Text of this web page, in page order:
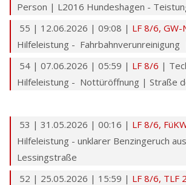
Person | L2016 Hundeshagen -
55 | 12.06.2026 | 09:08 | LF 8/6, GW-
Hilfeleistung -
54 | 07.06.2026 | 05:59 | LF 8/6 |
Hilfeleistung - Nottüröffnung | Straße
53 | 31.05.2026 | 00:16 | LF 8/6,
Hilfeleistung - unklarer Benzingeruch
Lessingstraße
52 | 25.05.2026 | 15:59 | LF 8/6, TLF